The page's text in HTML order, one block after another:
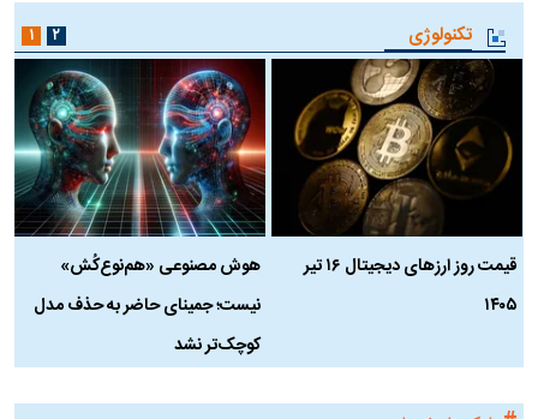
تکنولوژی
قیمت روز ارز‌های دیجیتال ۱۶ تیر
۱۴۰۵
هوش مصنوعی «هم‌نوع‌کُش»
نیست؛ جمینای حاضر به حذف مدل
کوچک‌تر نشد
۱ ۲